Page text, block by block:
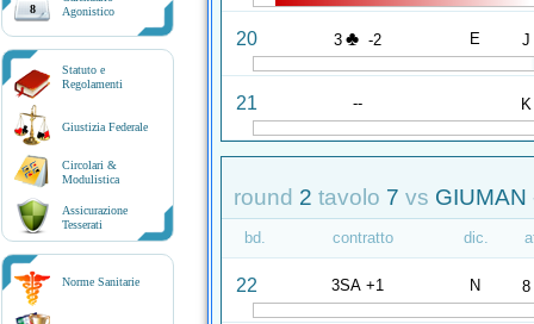
8
Agonistico
Statuto e
Regolamenti
Giustizia Federale
Circolari &
Modulistica
Assicurazione
Tesserati
Norme Sanitarie
20 3 ♣ -2 E J
21 -- K
round 2 tavolo 7 vs GIUMAN
bd. contratto dic.
22 3SA +1 N 8